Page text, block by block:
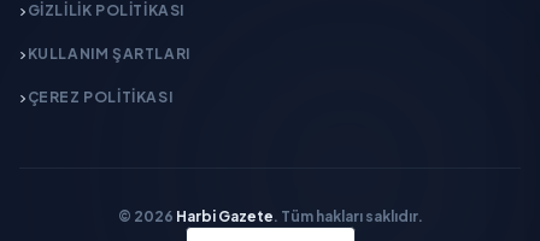
GIZLILIK POLITIKASI
KULLANIM ŞARTLARI
ÇEREZ POLITIKASI
© 2026 Harbi Gazete. Tüm hakları saklıdır.